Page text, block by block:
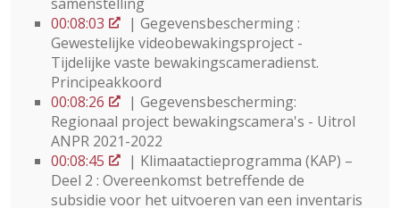
00:08:03
| Gegevensbescherming :
Gewestelijke videobewakingsproject -
Tijdelijke vaste bewakingscameradienst.
Principeakkoord
00:08:26
| Gegevensbescherming:
Regionaal project bewakingscamera's - Uitrol
ANPR 2021-2022
00:08:45
| Klimaatactieprogramma (KAP) –
Deel 2 : Overeenkomst betreffende de
subsidie voor het uitvoeren van een inventaris